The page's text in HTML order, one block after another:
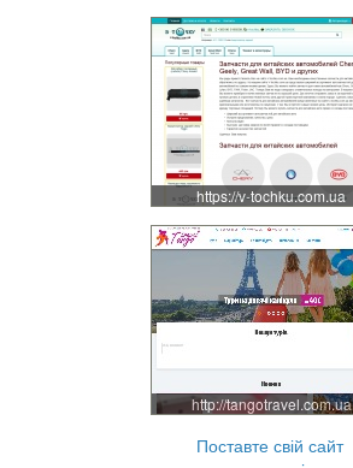
https://v-tochku.com.ua
http://tangotravel.com.ua
Поставте свій сайт